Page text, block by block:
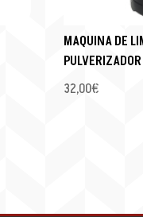
MAQUINA DE
32,00€